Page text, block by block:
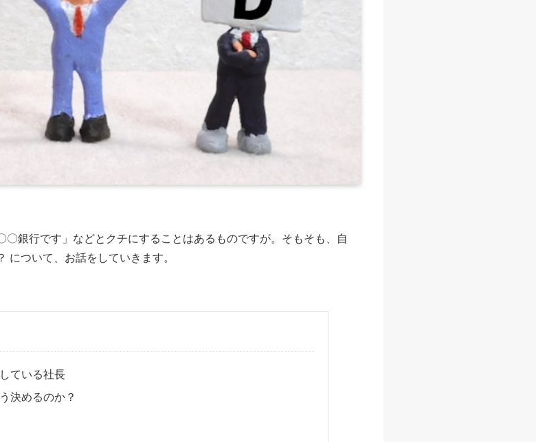
銀行です」などとクチにすることはあるものですが。そもそも、自
ついて、お話をしていきます。
ている社長
決めるのか？